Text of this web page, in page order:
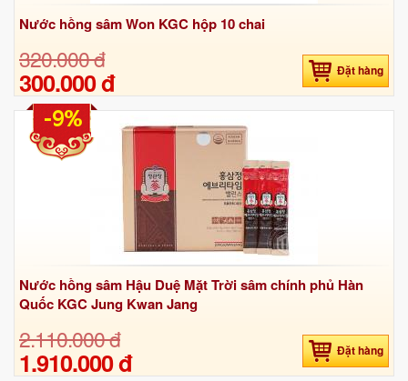
Nước hồng sâm Won KGC hộp 10 chai
320.000 đ
300.000 đ Đặt hàng
Nước hồng sâm Hậu Duệ Mặt Trời sâm chính phủ Hàn
Quốc KGC Jung Kwan Jang
2.110.000 đ
1.910.000 đ Đặt hàng
-9%